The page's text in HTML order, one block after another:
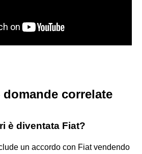
domande correlate
è diventata Fiat?
un accordo con Fiat vendendo